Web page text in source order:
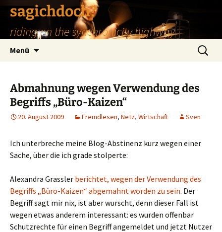
Zum
Inhalt
springen
sagichdoch?
riding on the synchronicity highway
Menü
Suchen
nach:
Abmahnung wegen Verwendung des
Begriffs „Büro-Kaizen“
20. August 2009 Fremdlesen, Netz, Wirtschaft Sven
Ich unterbreche meine Blog-Abstinenz kurz wegen einer
Sache, über die ich grade stolperte:
Alexandra Grassler berichtet, wegen der Verwendung des
Begriffs „Büro-Kaizen“ abgemahnt worden zu sein. Der
Begriff sagt mir nix, ist aber wurscht, denn dieser Fall ist
wegen etwas anderem interessant: es wurden offenbar
Schutzrechte für einen Begriff angemeldet und jetzt Nutzer